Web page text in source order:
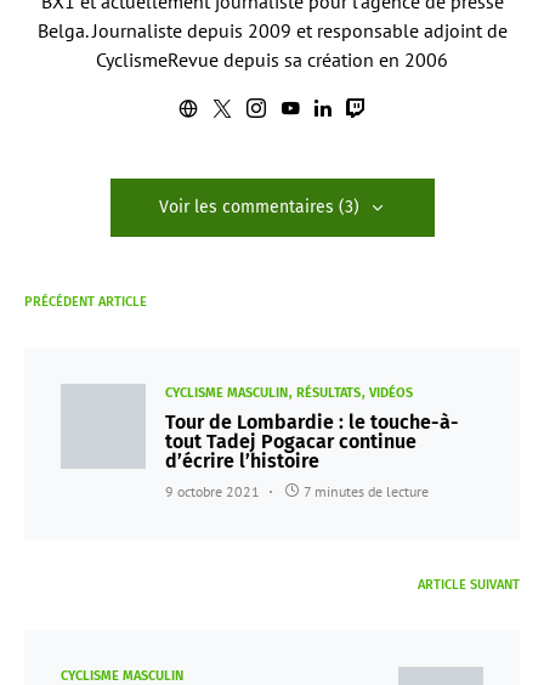
Belga. Journaliste depuis 2009 et responsable adjoint de
CyclismeRevue depuis sa création en 2006
Voir les commentaires (3)
PRÉCÉDENT ARTICLE
CYCLISME MASCULIN RÉSULTATS VIDÉOS
Tour de Lombardie : le touche-à-
tout Tadej Pogacar continue
d’écrire l’histoire
9 octobre 2021 7 minutes de lecture
ARTICLE SUIVANT
CYCLISME MASCULIN